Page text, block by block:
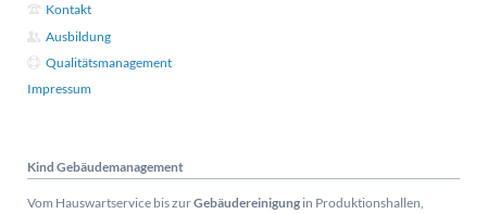
Kontakt
Ausbildung
Qualitätsmanagement
Impressum
Kind Gebäudemanagement
Vom Hauswartservice bis zurGebäudereinigung in Produktionshallen,